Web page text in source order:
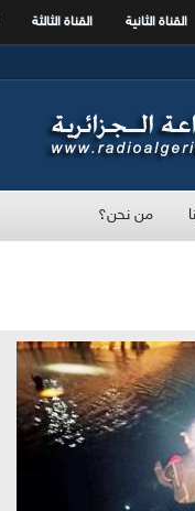
القناة الثانية القناة الثالثة
من نحن؟